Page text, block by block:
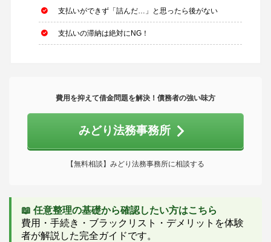
支払いができず「詰んだ…」と思ったら後がない
支払いの滞納は絶対にNG！
費用を抑えて借金問題を解決！債務者の強い味方
みどり法務事務所
【無料相談】みどり法務事務所に相談する
📖 任意整理の基礎から確認したい方はこちら
費用・手続き・ブラックリスト・デメリットを体験
者が解説した完全ガイドです。